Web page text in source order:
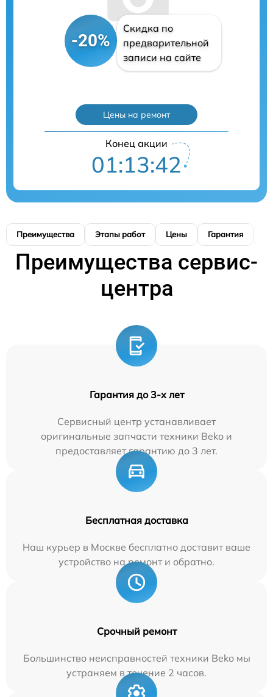
-20%
Скидка по
предварительной
записи на сайте
Цены на ремонт
Конец акции
01:13:41
Преимущества Этапы работ Цены Гарантия
Преимущества сервис-
центра
Гарантия до 3-х лет
Сервисный центр устанавливает
оригинальные запчасти техники Beko и
предоставляет гарантию до 3 лет.
Бесплатная доставка
Наш курьер в Москве бесплатно доставит ваше
устройство на ремонт и обратно.
Срочный ремонт
Большинство неисправностей техники Beko мы
устраняем в течение 2 часов.